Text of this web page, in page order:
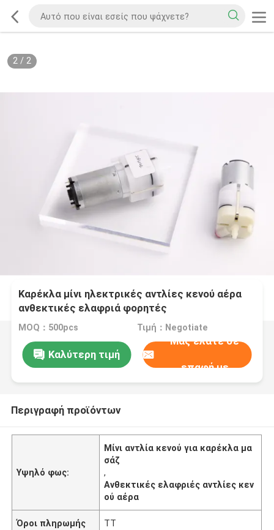
2/ 2
Καρέκλα μίνι ηλεκτρικές αντλίες κενού αέρα
ανθεκτικές ελαφριά φορητές
MOQ：500pcs Τιμή：Negotiate
Καλύτερη τιμή
Μας ελάτε σε
επαφή με
Περιγραφή προϊόντων
Υψηλό φως:
Μίνι αντλία κενού για καρέκλα μα
σάζ
,
Ανθεκτικές ελαφριές αντλίες κεν
ού αέρα
Όροι πληρωμής TT